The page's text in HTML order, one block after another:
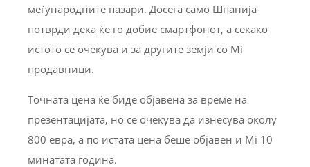
меѓународните пазари. Досега само Шпанија
потврди дека ќе го добие смартфонот, а секако
истото се очекува и за другите земји со Mi
продавници.
Точната цена ќе биде објавена за време на
презентацијата, но се очекува да изнесува околу
800 евра, а по истата цена беше објавен и Mi 10
минатата година.